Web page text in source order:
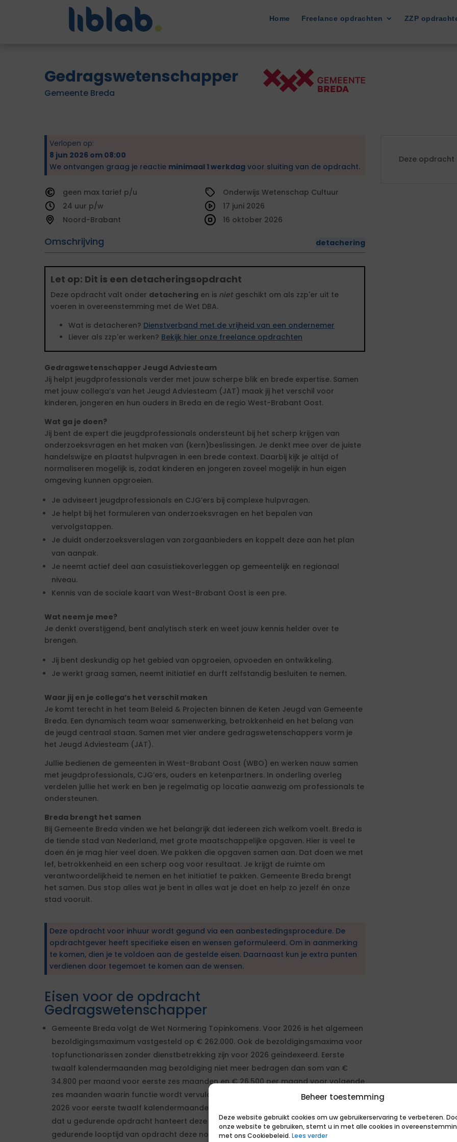
Beheer toestemming
Deze website gebruikt cookies om uw gebruikerservaring te verbeteren.
onze website te gebruiken, stemt u in met alle cookies in
met ons Cookiebeleid. Lees verder
Home Freelance opdrachten ZZP
Gedragswetenschapper
Gemeente Breda
Verlopen op:
8 jun 2026 om 08:00
We ontvangen graag je reactie minimaal 1 werkdag voor sluiting van de opdracht.
geen
tarief
24
Noord-Brabant
Onderwijs Wetenschap Cultuur
Omschrijving detachering
17 juni 2026
16 oktober 2026
Let op: Dit is een detacheringsopdracht
Deze opdracht valt onder detachering en is niet geschikt om als zzp'er uit te
voeren in overeenstemming met de Wet DBA.
Wat is detacheren? Dienstverband met de vrijheid van een ondernemer
Liever als zzp'er werken? Bekijk hier onze freelance opdrachten
Gedragswetenschapper Jeugd Adviesteam
Jij helpt jeugdprofessionals verder met jouw scherpe blik en brede expertise. Samen
met jouw collega’s van het Jeugd Adviesteam (JAT) maak jij het verschil voor
kinderen, jongeren en hun ouders in Breda en de regio West-Brabant Oost.
Wat ga je doen?
Jij bent de expert die jeugdprofessionals ondersteunt bij het scherp krijgen van
onderzoeksvragen en het maken van (kern)beslissingen. Je denkt mee over de juiste
handelswijze en plaatst hulpvragen in een brede context. Daarbij kijk je altijd of
normaliseren mogelijk is, zodat kinderen en jongeren zoveel mogelijk in hun eigen
omgeving kunnen opgroeien.
Je adviseert jeugdprofessionals en CJG’ers bij complexe hulpvragen.
Je helpt bij het formuleren van onderzoeksvragen en het bepalen van
vervolgstappen.
Je duidt onderzoeksverslagen van zorgaanbieders en koppelt deze aan het plan
van aanpak.
Je neemt actief deel aan casuïstiekoverleggen op gemeentelijk en regionaal
niveau.
Kennis van de sociale kaart van West-Brabant Oost is een pre.
Wat neem je mee?
Je denkt overstijgend, bent analytisch sterk en weet jouw kennis helder over te
brengen.
Jij bent deskundig op het gebied van opgroeien, opvoeden en ontwikkeling.
Je werkt graag samen, neemt initiatief en durft zelfstandig besluiten te nemen.
Waar jij en je collega’s het verschil maken
Je komt terecht in het team Beleid & Projecten binnen de Keten Jeugd van Gemeente
Breda. Een dynamisch team waar samenwerking, betrokkenheid en het belang van
de jeugd centraal staan. Samen met vier andere gedragswetenschappers vorm je
het Jeugd Adviesteam (JAT).
Jullie bedienen de gemeenten in West-Brabant Oost (WBO) en werken nauw samen
met jeugdprofessionals, CJG’ers, ouders en ketenpartners. In onderling overleg
verdelen jullie het werk en ben je regelmatig op locatie aanwezig om professionals te
ondersteunen.
Breda brengt het samen
Bij Gemeente Breda vinden we het belangrijk dat iedereen zich welkom voelt. Breda is
de tiende stad van Nederland, met grote maatschappelijke opgaven. Hier is veel te
doen én je mag hier veel doen. We pakken die opgaven samen aan. Dat doen we met
lef, betrokkenheid en een scherp oog voor resultaat. Je krijgt de ruimte om
verantwoordelijkheid te nemen en het initiatief te pakken. Gemeente Breda brengt
het samen. Dus stop alles wat je bent in alles wat je doet en help zo jezelf én onze
stad vooruit.
Deze opdracht voor inhuur wordt gegund via een aanbestedingsprocedure. De
opdrachtgever heeft specifieke eisen en wensen geformuleerd. Om in aanmerking
te komen, dien je te voldoen aan de gestelde eisen. Daarnaast kun je extra punten
verdienen door tegemoet te komen aan de wensen.
Eisen voor de opdracht
Gedragswetenschapper
Gemeente Breda volgt de Wet Normering Topinkomens. Voor 2026 is het algemeen
bezoldigingsmaximum vastgesteld op € 262.000. Ook de bezoldigingsmaxima voor
topfunctionarissen zonder dienstbetrekking zijn voor 2026 geïndexeerd. Eerste
twaalf kalendermaanden mag bezoldiging niet meer bedragen dan som van €
34.800 per maand voor eerste zes maanden en € 26.500 per maand voor volgende
zes maanden waarin functie wordt vervuld. Maximumuurtarief bedraagt vanaf
2026 voor eerste twaalf kalendermaanden € 250. Bevestigt u hierbij dat met tarief
dat u gedurende opdracht hanteert deze norm niet overschrijdt? NB: Mocht
gedurende looptijd van opdracht deze norm overschreden (dreigen te) worden,
Deze opdracht